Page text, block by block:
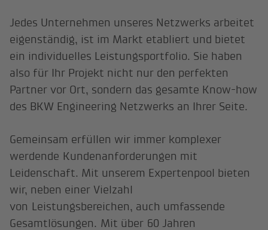
Jedes Unternehmen unseres Netzwerks arbeitet
eigenständig, ist im Markt etabliert und bietet
ein individuelles Leistungsportfolio. Sie haben
also für Ihr Projekt nicht nur den perfekten
Partner vor Ort, sondern das gesamte Know-how
des BKW Engineering Netzwerks an Ihrer Seite.
Gemeinsam erfüllen wir immer komplexer
werdende Kundenanforderungen mit
Leidenschaft. Mit unserem Expertenpool bieten
wir, neben einer Vielzahl
von Leistungsbereichen, auch umfassende
Gesamtlösungen. Mit über 60 Jahren